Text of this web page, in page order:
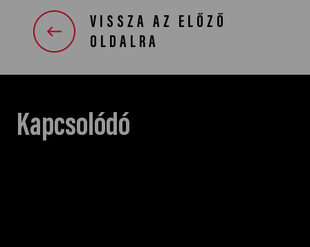
VISSZA AZ ELŐZŐ
OLDALRA
Kapcsolódó